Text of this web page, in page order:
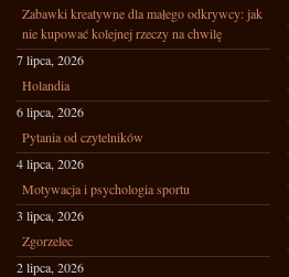
Zabawki kreatywne dla małego odkrywcy: jak
nie kupować kolejnej rzeczy na chwilę
7 lipca, 2026
Holandia
6 lipca, 2026
Pytania od czytelników
4 lipca, 2026
Motywacja i psychologia sportu
3 lipca, 2026
Zgorzelec
2 lipca, 2026